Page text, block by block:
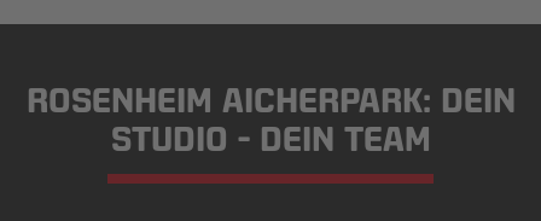
ROSENHEIM AICHERPARK: DEIN
STUDIO - DEIN TEAM